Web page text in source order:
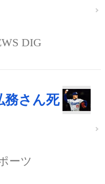
DIG
務さん死
ーツ